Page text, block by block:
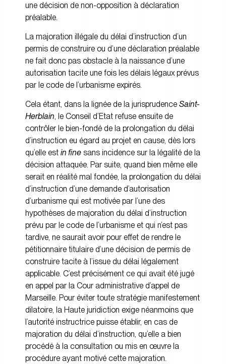
une décision de non-opposition à déclaration
préalable.
La majoration illégale du délai d’instruction d’un
permis de construire ou d’une déclaration préalable
ne fait donc pas obstacle à la naissance d’une
autorisation tacite une fois les délais légaux prévus
par le code de l’urbanisme expirés.
Cela étant, dans la lignée de la jurisprudence Saint-
Herblain, le Conseil d’Etat refuse ensuite de
contrôler le bien-fondé de la prolongation du délai
d’instruction eu égard au projet en cause, dès lors
qu’elle est in fine sans incidence sur la légalité de la
décision attaquée. Par suite, quand bien même elle
serait en réalité mal fondée, la prolongation du délai
d’instruction d’une demande d’autorisation
d’urbanisme qui est motivée par l’une des
hypothèses de majoration du délai d’instruction
prévu par le code de l’urbanisme et qui n’est pas
tardive, ne saurait avoir pour effet de rendre le
pétitionnaire titulaire d’une décision de permis de
construire tacite à l’issue du délai légalement
applicable. C’est précisément ce qui avait été jugé
en appel par la Cour administrative d’appel de
Marseille. Pour éviter toute stratégie manifestement
dilatoire, la Haute juridiction exige néanmoins que
l’autorité instructrice puisse établir, en cas de
majoration du délai d’instruction, qu’elle a bien
procédé à la consultation ou mis en œuvre la
procédure ayant motivé cette majoration.